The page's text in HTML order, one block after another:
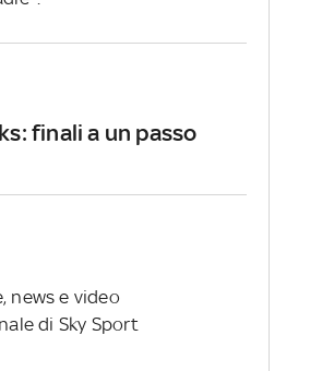
finali a un passo
news e video
di Sky Sport